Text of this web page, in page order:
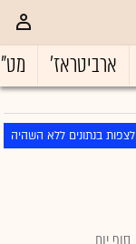
ארביטראז'
לצפות בנתונים ללא השהיה